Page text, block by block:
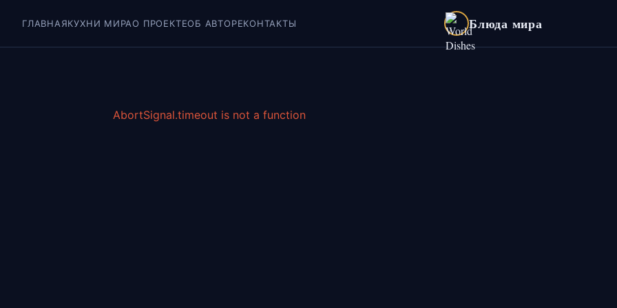
ГЛАВНАЯКУХНИ МИРАО ПРОЕКТЕОБ АВТОРЕКОНТАКТЫ Блюда мира
AbortSignal.timeout is not a function